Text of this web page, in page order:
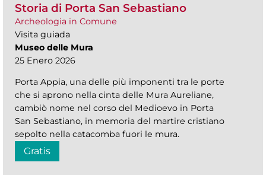
Storia di Porta San Sebastiano
Archeologia in Comune
Visita guiada
Museo delle Mura
25 Enero 2026
Porta Appia, una delle più imponenti tra le porte
che si aprono nella cinta delle Mura Aureliane,
cambiò nome nel corso del Medioevo in Porta
San Sebastiano, in memoria del martire cristiano
sepolto nella catacomba fuori le mura.
Gratis